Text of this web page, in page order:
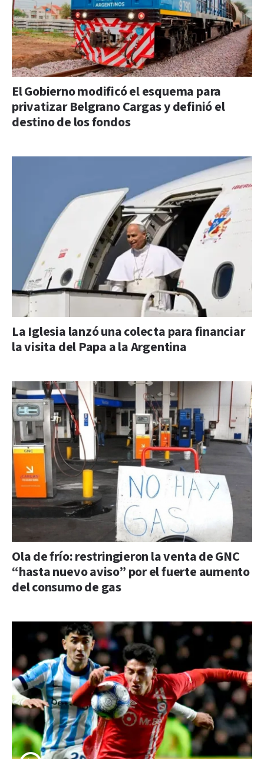
El Gobierno modificó el esquema para
privatizar Belgrano Cargas y definió el
destino de los fondos
La Iglesia lanzó una colecta para financiar
la visita del Papa a la Argentina
Ola de frío: restringieron la venta de GNC
“hasta nuevo aviso” por el fuerte aumento
del consumo de gas